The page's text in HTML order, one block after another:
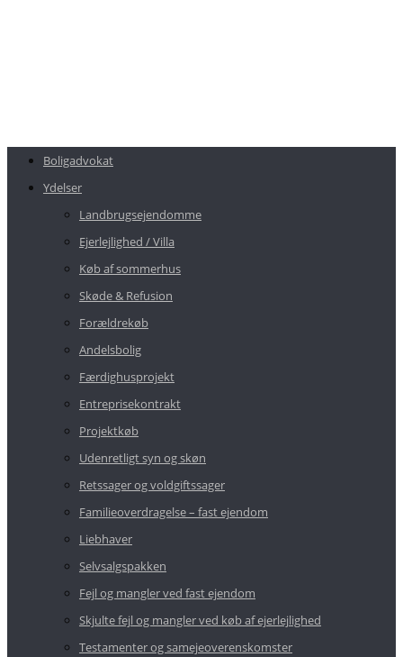
Boligadvokat
Ydelser
Landbrugsejendomme
Ejerlejlighed / Villa
Køb af sommerhus
Skøde & Refusion
Forældrekøb
Andelsbolig
Færdighusprojekt
Entreprisekontrakt
Projektkøb
Udenretligt syn og skøn
Retssager og voldgiftssager
Familieoverdragelse – fast ejendom
Liebhaver
Selvsalgspakken
Fejl og mangler ved fast ejendom
Skjulte fejl og mangler ved køb af ejerlejlighed
Testamenter og samejeoverenskomster